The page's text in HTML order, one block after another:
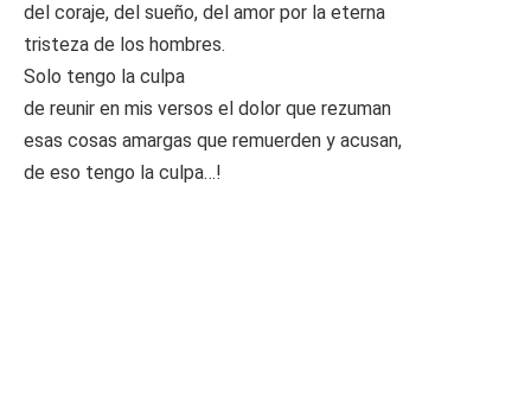
del coraje, del sueño, del amor por la eterna
tristeza de los hombres.
Solo tengo la culpa
de reunir en mis versos el dolor que rezuman
esas cosas amargas que remuerden y acusan,
de eso tengo la culpa…!